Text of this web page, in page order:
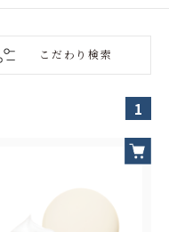
こだわり検索
1